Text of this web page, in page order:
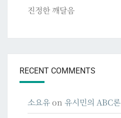
진정한 깨달음
RECENT COMMENTS
소요유on 유시민의 ABC론